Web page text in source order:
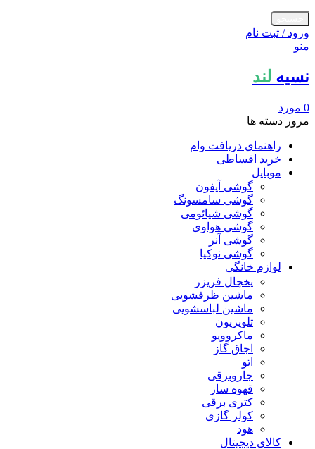
ورود / ثبت نام
منو
نسیه لند
0 مورد
مرور دسته ها
راهنمای دریافت وام
خرید اقساطی
موبایل
گوشی آیفون
گوشی سامسونگ
گوشی شیائومی
گوشی هواوی
گوشی آنر
گوشی نوکیا
لوازم خانگی
یخچال فریزر
ماشین ظرفشویی
ماشین لباسشویی
تلویزیون
ماکروویو
اجاق گاز
اتو
جاروبرقی
قهوه ساز
کتری برقی
کولر گازی
هود
کالای دیجیتال